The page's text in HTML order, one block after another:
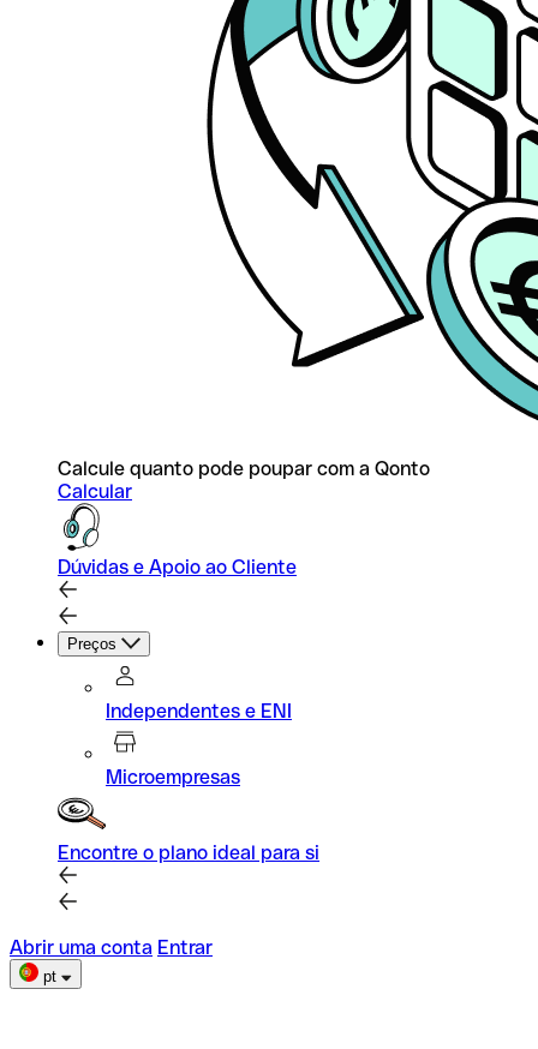
Calcule quanto pode poupar com a Qonto
Calcular
Dúvidas e Apoio ao Cliente
Preços
Independentes e ENI
Microempresas
Encontre o plano ideal para si
Abrir uma conta Entrar
pt